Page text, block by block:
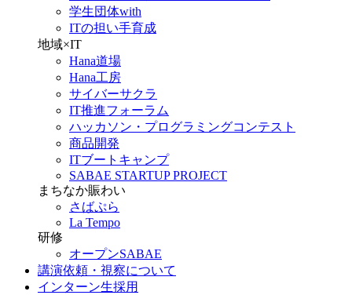
学生団体with
ITの担い手育成
地域×IT
Hana道場
Hana工房
サイバーサクラ
IT推進フォーラム
ハッカソン・プログラミングコンテスト
商品開発
ITブートキャンプ
SABAE STARTUP PROJECT
まちなか賑わい
さばぷら
La Tempo
研修
オープンSABAE
講演依頼・視察について
インターン生採用